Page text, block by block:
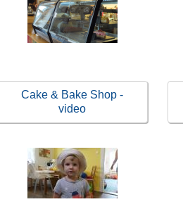
Cake & Bake Shop -
video